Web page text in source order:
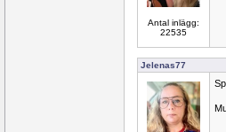
Antal inlägg:
22535
Jelenas77